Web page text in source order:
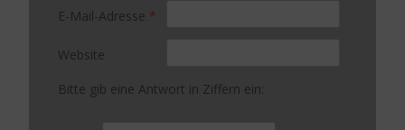
E-Mail-Adresse *
Website
Bitte gib eine Antwort in Ziffern ein: